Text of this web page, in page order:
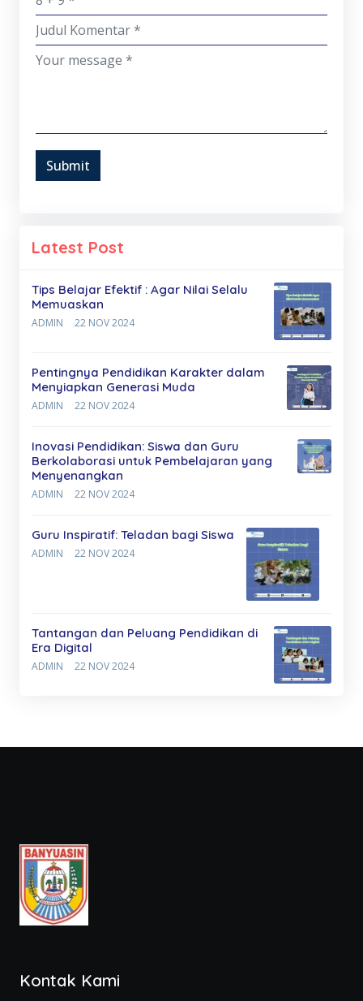
Submit
Latest Post
Tips Belajar Efektif : Agar Nilai Selalu
Memuaskan
ADMIN 22 NOV 2024
Pentingnya Pendidikan Karakter dalam
Menyiapkan Generasi Muda
ADMIN 22 NOV 2024
Inovasi Pendidikan: Siswa dan Guru
Berkolaborasi untuk Pembelajaran yang
Menyenangkan
ADMIN 22 NOV 2024
Guru Inspiratif: Teladan bagi Siswa
ADMIN 22 NOV 2024
Tantangan dan Peluang Pendidikan di
Era Digital
ADMIN 22 NOV 2024
Kontak Kami